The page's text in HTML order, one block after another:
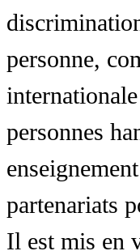
personne,
personnes
partenariats
Il est mis en